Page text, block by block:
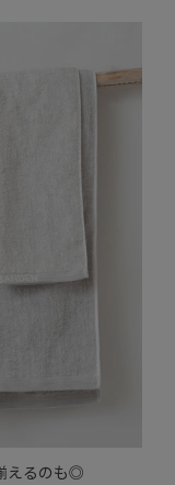
えるのも◎